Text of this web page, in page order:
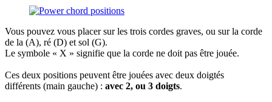
Vous pouvez vous placer sur les trois cordes graves, ou sur la corde
de la (A), ré (D) et sol (G).
Le symbole « X » signifie que la corde ne doit pas être jouée.
Ces deux positions peuvent être jouées avec deux doigtés
différents (main gauche) : avec 2, ou 3 doigts.